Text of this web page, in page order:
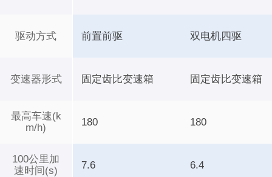
驱动方式
变速器形式
最高车速(k
m/h)
100公里加
速时间(s)
前置前驱 双电机四驱
固定齿比变速箱 固定齿比变速箱
180 180
7.6 6.4